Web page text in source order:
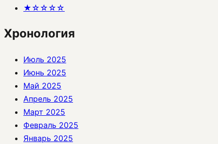
★☆☆☆☆
Хронология
Июль 2025
Июнь 2025
Май 2025
Апрель 2025
Март 2025
Февраль 2025
Январь 2025